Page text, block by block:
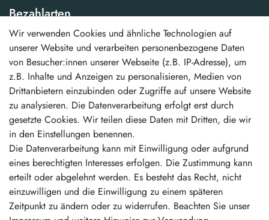
Bezahlarten
...und weitere
Unsere Vorteile
schneller Versand
kostenloser Versand ab 50,00 €
erstklassiger Service
Vertrag widerrufen
Kontakt
Wir verwenden Cookies und ähnliche Technologien auf
unserer Website und verarbeiten personenbezogene Daten
von Besucher:innen unserer Webseite (z.B. IP-Adresse), um
z.B. Inhalte und Anzeigen zu personalisieren, Medien von
Drittanbietern einzubinden oder Zugriffe auf unsere Website
zu analysieren. Die Datenverarbeitung erfolgt erst durch
gesetzte Cookies. Wir teilen diese Daten mit Dritten, die wir
in den Einstellungen benennen.
Die Datenverarbeitung kann mit Einwilligung oder aufgrund
eines berechtigten Interesses erfolgen. Die Zustimmung kann
erteilt oder abgelehnt werden. Es besteht das Recht, nicht
einzuwilligen und die Einwilligung zu einem späteren
Zeitpunkt zu ändern oder zu widerrufen. Beachten Sie unser